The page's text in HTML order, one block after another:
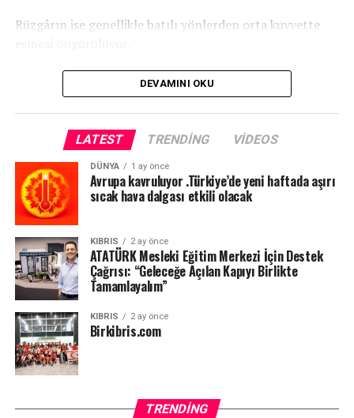
Rüzgârın ise genellikle batılı yönlerden orta kuvvette
DEVAMINI OKU
LATEST TRENDING VIDEOS
DÜNYA 1 ay önce
Avrupa kavruluyor .Türkiye’de yeni haftada aşırı
sıcak hava dalgası etkili olacak
KIBRIS 2 ay önce
ATATÜRK Mesleki Eğitim Merkezi İçin Destek
Çağrısı: “Geleceğe Açılan Kapıyı Birlikte
Tamamlayalım”
KIBRIS 2 ay önce
Birkibris.com
TRENDING